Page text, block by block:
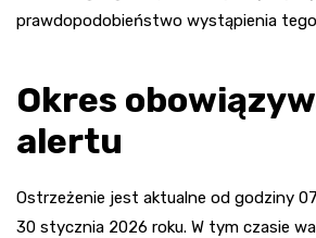
prawdopodobieństwo wystąpienia
Okres
alertu
Ostrzeżenie jest aktualne od godziny
30 stycznia 2026 roku. W tym czasie